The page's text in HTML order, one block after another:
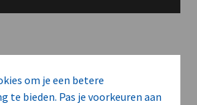
om je een betere
te bieden. Pas je voorkeuren aan
Dieper begrip.